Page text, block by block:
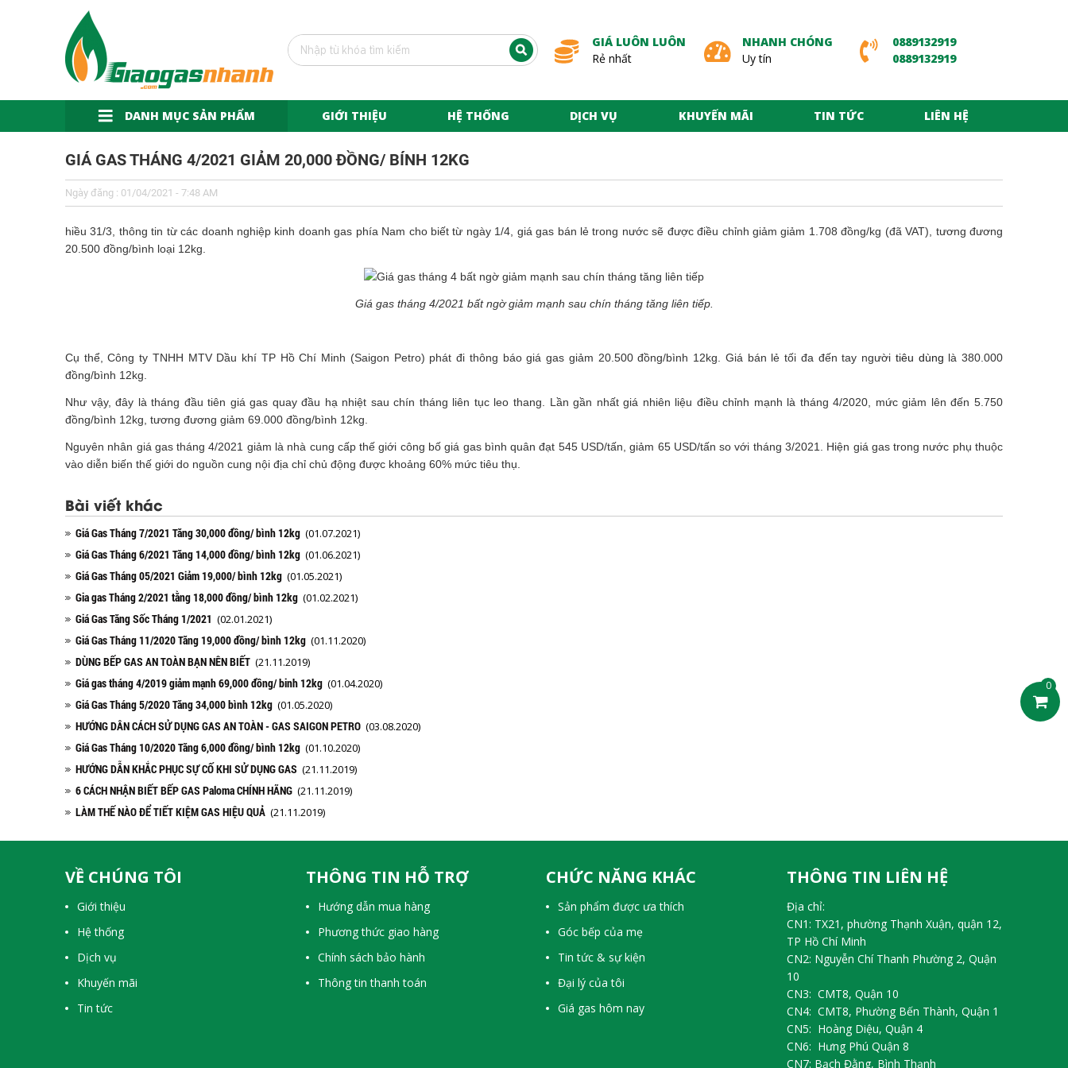
0
GIÁ LUÔN LUÔN
Rẻ nhất
NHANH CHÓNG
Uy tín
0889132919
0889132919
DANH MỤC SẢN PHẨM GIỚI THIỆU HỆ THỐNG DỊCH VỤ KHUYẾN MÃI TIN TỨC LIÊN HỆ
GIÁ GAS THÁNG 4/2021 GIẢM 20,000 ĐỒNG/ BÍNH 12KG
Ngày đăng : 01/04/2021 - 7:48 AM
hiều 31/3, thông tin từ các doanh nghiệp kinh doanh gas phía Nam cho biết từ ngày 1/4, giá gas bán lẻ trong nước sẽ được điều chỉnh giảm giảm 1.708 đồng/kg (đã VAT), tương đương
20.500 đồng/bình loại 12kg.
Giá gas tháng 4/2021 bất ngờ giảm mạnh sau chín tháng tăng liên tiếp.
Cụ thể, Công ty TNHH MTV Dầu khí TP Hồ Chí Minh (Saigon Petro) phát đi thông báo giá gas giảm 20.500 đồng/bình 12kg. Giá bán lẻ tối đa đến tay người tiêu dùng là 380.000
đồng/bình 12kg.
Như vậy, đây là tháng đầu tiên giá gas quay đầu hạ nhiệt sau chín tháng liên tục leo thang. Lần gần nhất giá nhiên liệu điều chỉnh mạnh là tháng 4/2020, mức giảm lên đến 5.750
đồng/bình 12kg, tương đương giảm 69.000 đồng/bình 12kg.
Nguyên nhân giá gas tháng 4/2021 giảm là nhà cung cấp thế giới công bố giá gas bình quân đạt 545 USD/tấn, giảm 65 USD/tấn so với tháng 3/2021. Hiện giá gas trong nước phụ thuộc
vào diễn biến thế giới do nguồn cung nội địa chỉ chủ động được khoảng 60% mức tiêu thụ.
Bài viết khác
Giá Gas Tháng 7/2021 Tăng 30,000 đồng/ bình 12kg (01.07.2021)
Giá Gas Tháng 6/2021 Tăng 14,000 đồng/ bình 12kg (01.06.2021)
Giá Gas Tháng 05/2021 Giảm 19,000/ bình 12kg (01.05.2021)
Gia gas Tháng 2/2021 tằng 18,000 đồng/ bình 12kg (01.02.2021)
Giá Gas Tăng Sốc Tháng 1/2021 (02.01.2021)
Giá Gas Tháng 11/2020 Tăng 19,000 đồng/ bình 12kg (01.11.2020)
DÙNG BẾP GAS AN TOÀN BẠN NÊN BIẾT (21.11.2019)
Giá gas tháng 4/2019 giảm mạnh 69,000 đồng/ binh 12kg (01.04.2020)
Giá Gas Tháng 5/2020 Tăng 34,000 bình 12kg (01.05.2020)
HƯỚNG DÂN CÁCH SỬ DỤNG GAS AN TOÀN - GAS SAIGON PETRO (03.08.2020)
Giá Gas Tháng 10/2020 Tăng 6,000 đồng/ bình 12kg (01.10.2020)
HƯỚNG DẪN KHẮC PHỤC SỰ CỐ KHI SỬ DỤNG GAS (21.11.2019)
6 CÁCH NHẬN BIẾT BẾP GAS Paloma CHÍNH HÃNG (21.11.2019)
LÀM THẾ NÀO ĐỂ TIẾT KIỆM GAS HIỆU QUẢ (21.11.2019)
VỀ CHÚNG TÔI
Giới thiệu
Hệ thống
Dịch vụ
Khuyến mãi
Tin tức
THÔNG TIN HỖ TRỢ
Hướng dẫn mua hàng
Phương thức giao hàng
Chính sách bảo hành
Thông tin thanh toán
CHỨC NĂNG KHÁC
Sản phẩm được ưa thích
Góc bếp của mẹ
Tin tức & sự kiện
Đại lý của tôi
Giá gas hôm nay
THÔNG TIN LIÊN HỆ
Địa chỉ:
CN1: TX21, phường Thạnh Xuận, quận 12,
TP Hồ Chí Minh
CN2: Nguyễn Chí Thanh Phường 2, Quận
10
CN3: CMT8, Quận 10
CN4: CMT8, Phường Bến Thành, Quận 1
CN5: Hoàng Diệu, Quận 4
CN6: Hưng Phú Quận 8
CN7: Bạch Đằng, Bình Thạnh